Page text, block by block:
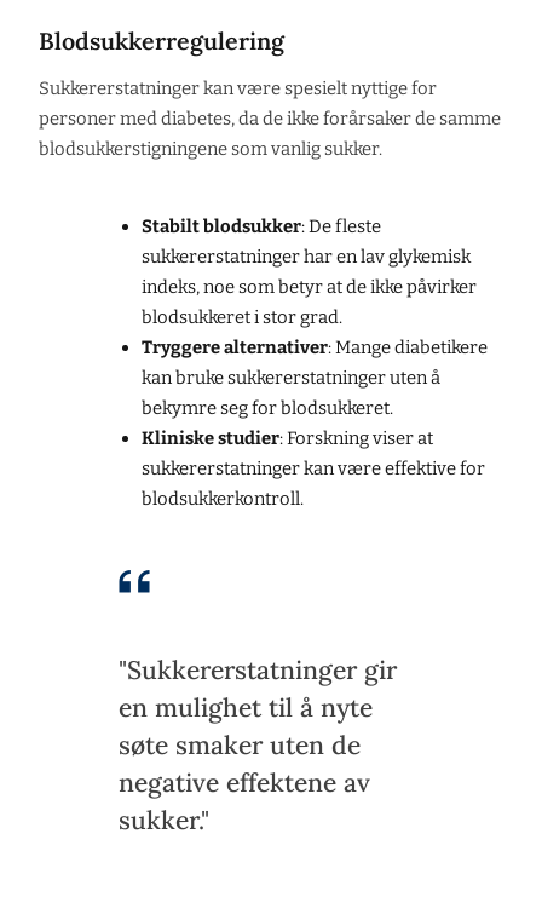
Blodsukkerregulering
Sukkererstatninger kan være spesielt nyttige for
personer med diabetes, da de ikke forårsaker de samme
blodsukkerstigningene som vanlig sukker.
Stabilt blodsukker: De fleste
sukkererstatninger har en lav glykemisk
indeks, noe som betyr at de ikke påvirker
blodsukkeret i stor grad.
Tryggere alternativer: Mange diabetikere
kan bruke sukkererstatninger uten å
bekymre seg for blodsukkeret.
Kliniske studier: Forskning viser at
sukkererstatninger kan være effektive for
blodsukkerkontroll.
"Sukkererstatninger gir
en mulighet til å nyte
søte smaker uten de
negative effektene av
sukker."